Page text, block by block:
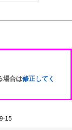
場合は修正してく
15